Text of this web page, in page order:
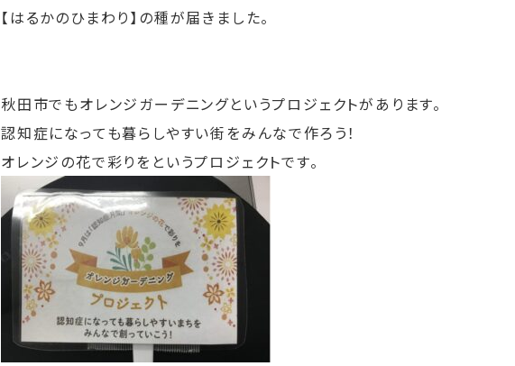
【はるかのひまわり】の種が届きました。
秋田市でもオレンジガーデニングというプロジェクトがあります。
認知症になっても暮らしやすい街をみんなで作ろう！
オレンジの花で彩りをというプロジェクトです。